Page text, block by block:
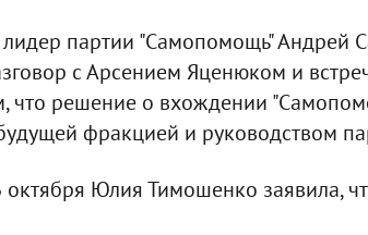
партии "Самопомощь" Андрей
с Арсением Яценюком и
что решение о вхождении
фракцией и руководством
Юлия Тимошенко заявила,